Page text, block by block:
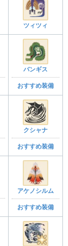
ツィツィ
バンギス
おすすめ装備
クシャナ
おすすめ装備
アケノシルム
おすすめ装備